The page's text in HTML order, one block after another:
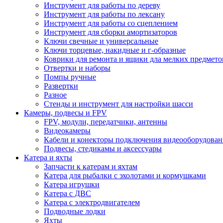
Инструмент для работы по дереву
Инструмент для работы по лексану
Инструмент для работы со сцеплением
Инструмент для сборки амортизаторов
Ключи свечные и универсальные
Ключи торцевые, накидные и г-образные
Коврики для ремонта и ящики дла мелких
Отвертки и наборы
Помпы ручные
Развертки
Разное
Стенды и инструмент для настройки шасси
Камеры, подвесы и FPV
FPV, модули, передатчики, антенны
Видеокамеры
Кабели и конекторы подключения
Подвесы, стедикамы и аксессуары
Катера и яхты
Запчасти к катерам и яхтам
Катера для рыбалки с эхолотами и кормушками
Катера игрушки
Катера с ДВС
Катера с электродвигателем
Подводные лодки
Яхты